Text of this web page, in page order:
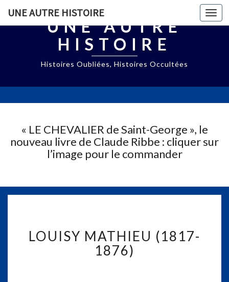
UNE AUTRE HISTOIRE
UNE AUTRE
HISTOIRE
Histoires Oubliées, Histoires Occultées
« LE CHEVALIER de Saint-George », le
nouveau livre de Claude Ribbe : cliquer sur
l’image pour le commander
O
U
I
LOUISY MATHIEU (1817-
1876)